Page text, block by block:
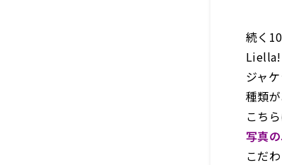
続く
Liella!
ジャ
種類が
こち
写真
こだ